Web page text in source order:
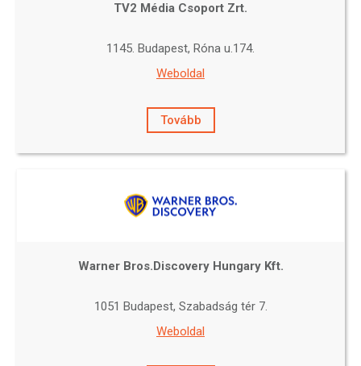
TV2 Média Csoport Zrt.
1145. Budapest, Róna u.174.
Weboldal
Tovább
Warner Bros.Discovery Hungary Kft.
1051 Budapest, Szabadság tér 7.
Weboldal